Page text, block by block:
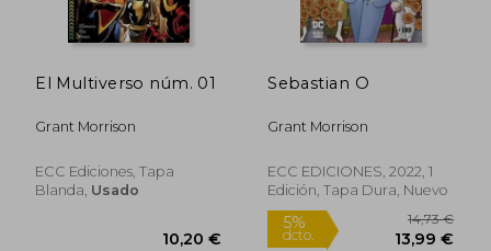
El Multiverso núm. 01
Grant Morrison
ECC Ediciones, Tapa
Blanda, Usado
Sebastian O
Grant Morrison
ECC EDICIONES, 2022, 1
Edición, Tapa Dura, Nuevo